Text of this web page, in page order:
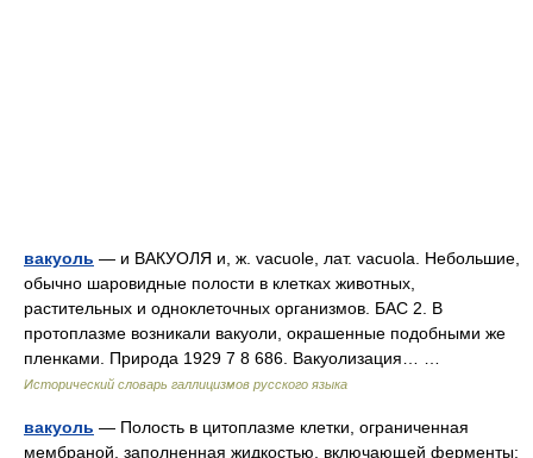
вакуоль — и ВАКУОЛЯ и, ж. vacuole, лат. vacuola. Небольшие,
обычно шаровидные полости в клетках животных,
растительных и одноклеточных организмов. БАС 2. В
протоплазме возникали вакуоли, окрашенные подобными же
пленками. Природа 1929 7 8 686. Вакуолизация… …
Исторический словарь галлицизмов русского языка
вакуоль — Полость в цитоплазме клетки, ограниченная
мембраной, заполненная жидкостью, включающей ферменты;